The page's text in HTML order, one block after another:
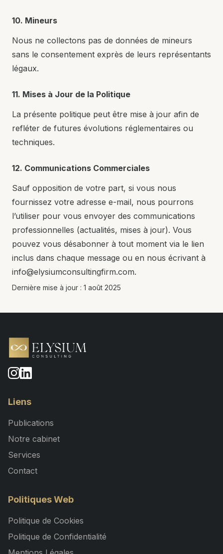
10. Mineurs
Nous ne collectons pas de données de mineurs
sans le consentement exprès de leurs représentants
légaux.
11. Mises à Jour de la Politique
La présente politique peut être mise à jour afin de
refléter de futures évolutions réglementaires ou
techniques.
12. Communications Commerciales
Sauf opposition de votre part, si vous nous
fournissez votre adresse e-mail, nous pourrons
l’utiliser pour vous envoyer des communications
professionnelles (actualités, mises à jour). Vous
pouvez vous désabonner à tout moment via le lien
inclus dans chaque message ou en nous écrivant à
info@elysiumconsultingfirm.com.
Dernière mise à jour : 1 août 2025
Liens
Publications
Notre cabinet
Services
Contact
Politiques Web
Politique de Cookies
Politique de Confidentialité